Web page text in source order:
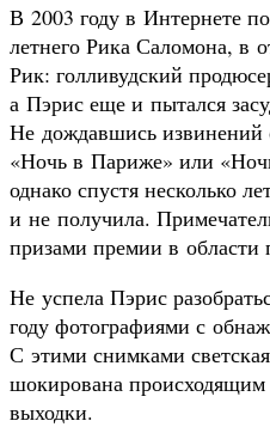
В 2003 году в Интернете
летнего Рика Саломона, в
Рик: голливудский
а Пэрис еще и пытался
Не дождавшись
«Ночь в Париже» или
однако спустя несколько
и не получила.
призами премии в
Не успела Пэрис
году фотографиями с
С этими снимками
шокирована происходящим
выходки.